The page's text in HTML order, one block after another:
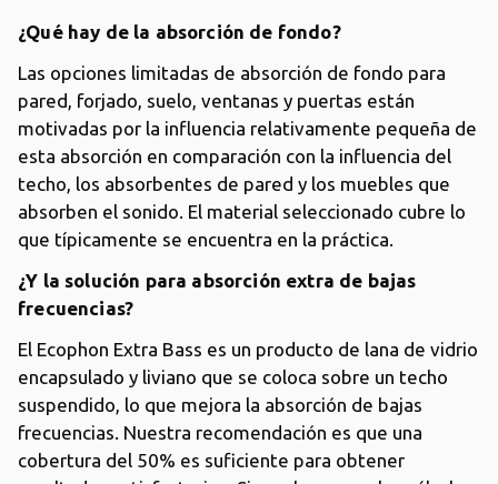
¿Qué hay de la absorción de fondo?
Las opciones limitadas de absorción de fondo para
pared, forjado, suelo, ventanas y puertas están
motivadas por la influencia relativamente pequeña de
esta absorción en comparación con la influencia del
techo, los absorbentes de pared y los muebles que
absorben el sonido. El material seleccionado cubre lo
que típicamente se encuentra en la práctica.
¿Y la solución para absorción extra de bajas
frecuencias?
El Ecophon Extra Bass es un producto de lana de vidrio
encapsulado y liviano que se coloca sobre un techo
suspendido, lo que mejora la absorción de bajas
frecuencias. Nuestra recomendación es que una
cobertura del 50% es suficiente para obtener